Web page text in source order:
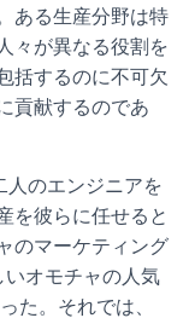
ある生産分野は特
々が異なる役割を
括するのに不可欠
貢献するのであ
人のエンジニアを
を彼らに任せると
のマーケティング
オモチャの人気
た。それでは、